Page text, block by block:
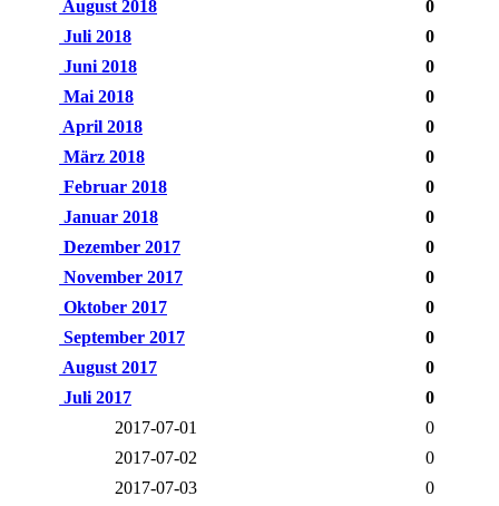
August 2018
0
Juli 2018
0
Juni 2018
0
Mai 2018
0
April 2018
0
März 2018
0
Februar 2018
0
Januar 2018
0
Dezember 2017
0
November 2017
0
Oktober 2017
0
September 2017
0
August 2017
0
Juli 2017
0
2017-07-01
0
2017-07-02
0
2017-07-03
0